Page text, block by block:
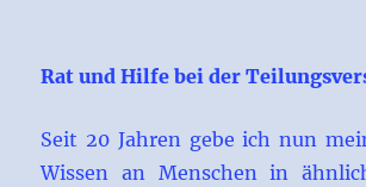
Rat und Hilfe bei der
Seit 20 Jahren gebe ich nun
Wissen an Menschen in